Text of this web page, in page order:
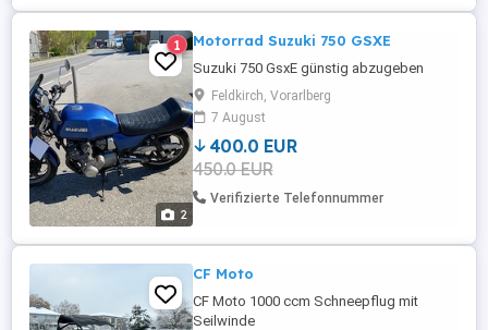
2
1 Motorrad Suzuki 750 GSXE
Suzuki 750 GsxE günstig abzugeben
Feldkirch, Vorarlberg
7 August
400.0 EUR
450.0 EUR
Verifizierte Telefonnummer
CF Moto
CF Moto 1000 ccm Schneepflug mit
Seilwinde